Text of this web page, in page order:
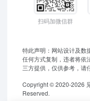
扫码加微信群
特此声明：网站设计及数
任何方式复制，违者将依
三方提供，仅供参考，请
Copyright © 2020-2026
Reserved.